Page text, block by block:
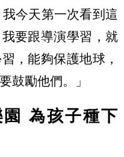
今天第一次看到這
要跟導演學習，就
，能夠保護地球，
鼓勵他們。」
為孩子種下